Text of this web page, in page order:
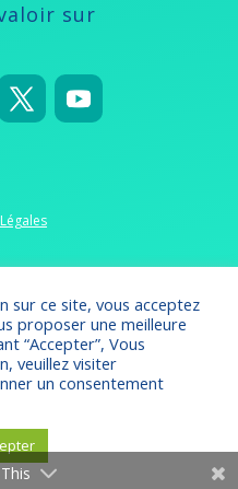
sur
Omsolution
sur ce site, vous acceptez
proposer une meilleure
“Accepter”, Vous
veuillez visiter
un consentement